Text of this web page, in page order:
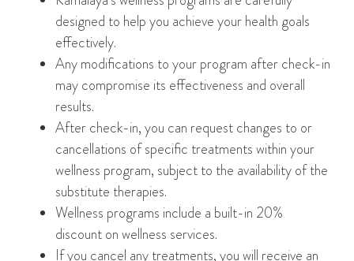
designed to help you achieve your health goals
effectively.
Any modifications to your program after check-in
may compromise its effectiveness and overall
results.
After check-in, you can request changes to or
cancellations of specific treatments within your
wellness program, subject to the availability of the
substitute therapies.
Wellness programs include a built-in 20%
discount on wellness services.
If you cancel any treatments, you will receive an